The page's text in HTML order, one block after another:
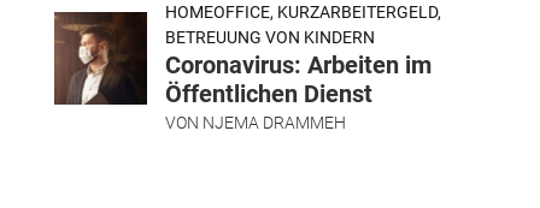
HOMEOFFICE, KURZARBEITERGELD,
BETREUUNG VON KINDERN
Coronavirus: Arbeiten im
Öffentlichen Dienst
VON NJEMA DRAMMEH